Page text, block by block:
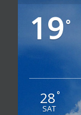
19°
28°
SAT